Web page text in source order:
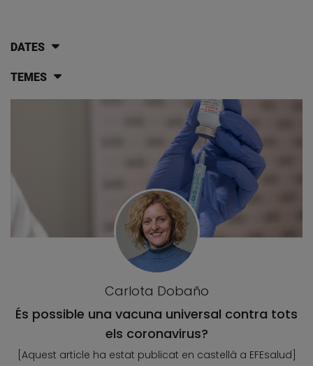
DATES
TEMES
Carlota Dobaño
És possible una vacuna universal contra tots
els coronavirus?
[Aquest article ha estat publicat en castellà a EFEsalud]